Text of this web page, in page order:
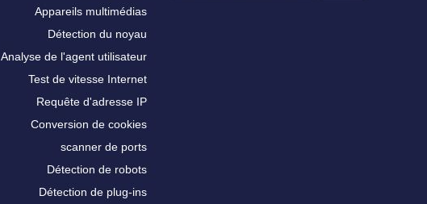
Appareils multimédias
Détection du noyau
Analyse de l'agent utilisateur
Test de vitesse Internet
Requête d'adresse IP
Conversion de cookies
scanner de ports
Détection de robots
Détection de plug-ins